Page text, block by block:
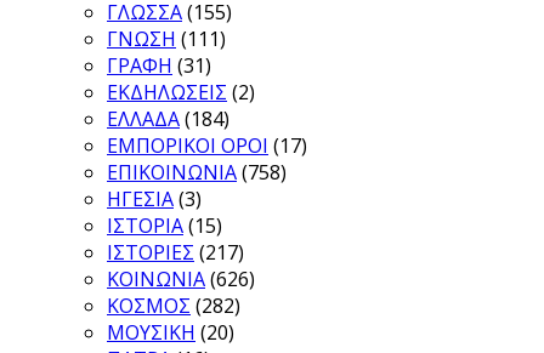
ΓΛΩΣΣΑ(155)
ΓΝΩΣΗ (111)
ΓΡΑΦΗ (31)
ΕΚΔΗΛΩΣΕΙΣ (2)
ΕΛΛΑΔΑ(184)
ΕΜΠΟΡΙΚΟΙ ΟΡΟΙ (17)
ΕΠΙΚΟΙΝΩΝΙΑ(758)
ΗΓΕΣΙΑ(3)
ΙΣΤΟΡΙΑ(15)
ΙΣΤΟΡΙΕΣ (217)
ΚΟΙΝΩΝΙΑ(626)
ΚΟΣΜΟΣ (282)
ΜΟΥΣΙΚΗ (20)